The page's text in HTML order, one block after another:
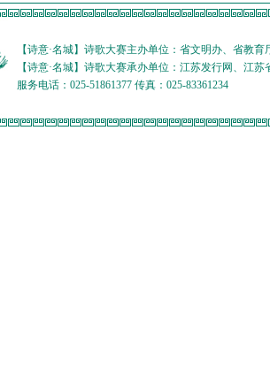
【诗意·名城】诗歌大赛主办单位：省文明办、省教
【诗意·名城】诗歌大赛承办单位：江苏发行网、江
服务电话：025-51861377 传真：025-83361234